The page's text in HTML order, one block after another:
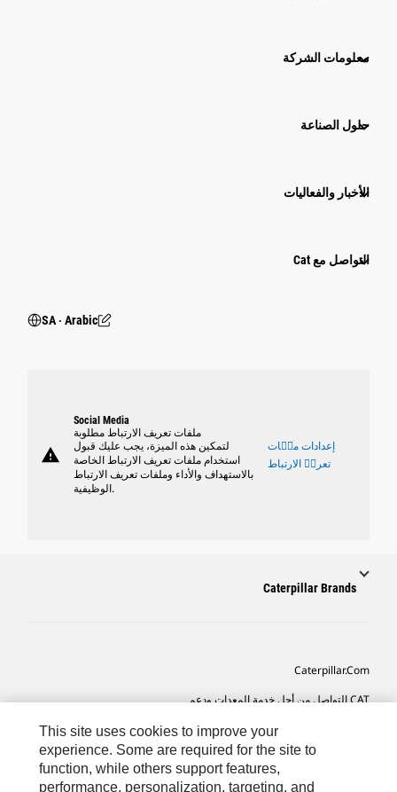
معلومات الشركة
حلول الصناعة
الأخبار والفعاليات
التواصل مع Cat
SA ‧ Arabic
warning
Social Media
ملفات تعريف الارتباط مطلوبة
لتمكين هذه الميزة، يجب عليك قبول
استخدام ملفات تعريف الارتباط الخاصة
بالاستهداف والأداء وملفات تعريف الارتباط
الوظيفية.
إعدادات ملٝات
تعريٝ الارتباط
Caterpillar Brands
Caterpillar.com
CAT التواصل من أجل خدمة المعدات ودعم
تفضيلات التسويق الخاصة بي
خريطة الموقع
Cookie Settings
This site uses cookies to improve your
experience. Some are required for the site to
function, while others support features,
performance, personalization, targeting, and